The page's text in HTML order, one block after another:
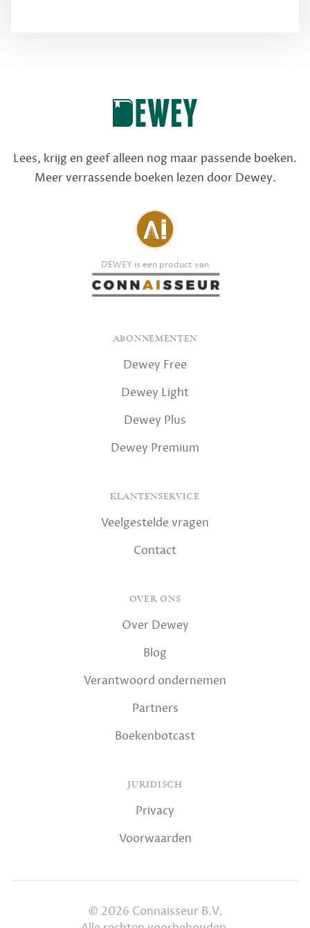
Lees, krijg en geef alleen nog maar passende boeken.
Meer verrassende boeken lezen door Dewey.
DEWEY is een product van
ABONNEMENTEN
Dewey Free
Dewey Light
Dewey Plus
Dewey Premium
KLANTENSERVICE
Veelgestelde vragen
Contact
OVER ONS
Over Dewey
Blog
Verantwoord ondernemen
Partners
Boekenbotcast
JURIDISCH
Privacy
Voorwaarden
© 2026 Connaisseur B.V.